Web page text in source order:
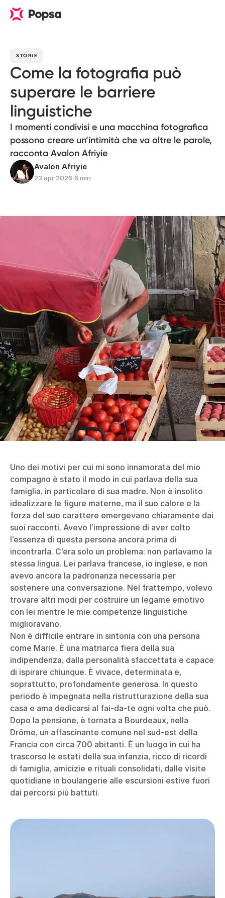
STORIE
Come la fotografia può
superare le barriere
linguistiche
I momenti condivisi e una macchina fotografica
possono creare un’intimità che va oltre le parole,
racconta Avalon Afriyie
Avalon Afriyie
23 apr 2026∙6 min
Uno dei motivi per cui mi sono innamorata del mio
compagno è stato il modo in cui parlava della sua
famiglia, in particolare di sua madre. Non è insolito
idealizzare le figure materne, ma il suo calore e la
forza del suo carattere emergevano chiaramente dai
suoi racconti. Avevo l’impressione di aver colto
l’essenza di questa persona ancora prima di
incontrarla. C’era solo un problema: non parlavamo la
stessa lingua. Lei parlava francese, io inglese, e non
avevo ancora la padronanza necessaria per
sostenere una conversazione. Nel frattempo, volevo
trovare altri modi per costruire un legame emotivo
con lei mentre le mie competenze linguistiche
miglioravano.
Non è difficile entrare in sintonia con una persona
come Marie. È una matriarca fiera della sua
indipendenza, dalla personalità sfaccettata e capace
di ispirare chiunque. È vivace, determinata e,
soprattutto, profondamente generosa. In questo
periodo è impegnata nella ristrutturazione della sua
casa e ama dedicarsi al fai-da-te ogni volta che può.
Dopo la pensione, è tornata a Bourdeaux, nella
Drôme, un affascinante comune nel sud-est della
Francia con circa 700 abitanti. È un luogo in cui ha
trascorso le estati della sua infanzia, ricco di ricordi
di famiglia, amicizie e rituali consolidati, dalle visite
quotidiane in boulangerie alle escursioni estive fuori
dai percorsi più battuti.